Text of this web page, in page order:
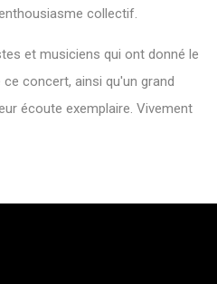
collectif.
et musiciens qui ont donné le
concert, ainsi qu'un grand
écoute exemplaire. Vivement